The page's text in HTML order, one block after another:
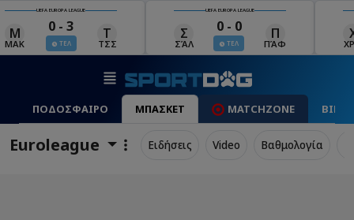
UEFA EUROPA LEAGUE
Σ 0 - 0
ΤΕΛ ΠΆΦ
UEFA EUROPA LEAGUE
ΧΡΆ
0 - 1
ΤΕΛ
Μ
ΜΠΕ ΛΊΝ
ΠΟΔΟΣΦΑΙΡΟ ΜΠΑΣΚΕΤ MATCHZONE
Euroleague Ειδήσεις Video Βαθμολογία